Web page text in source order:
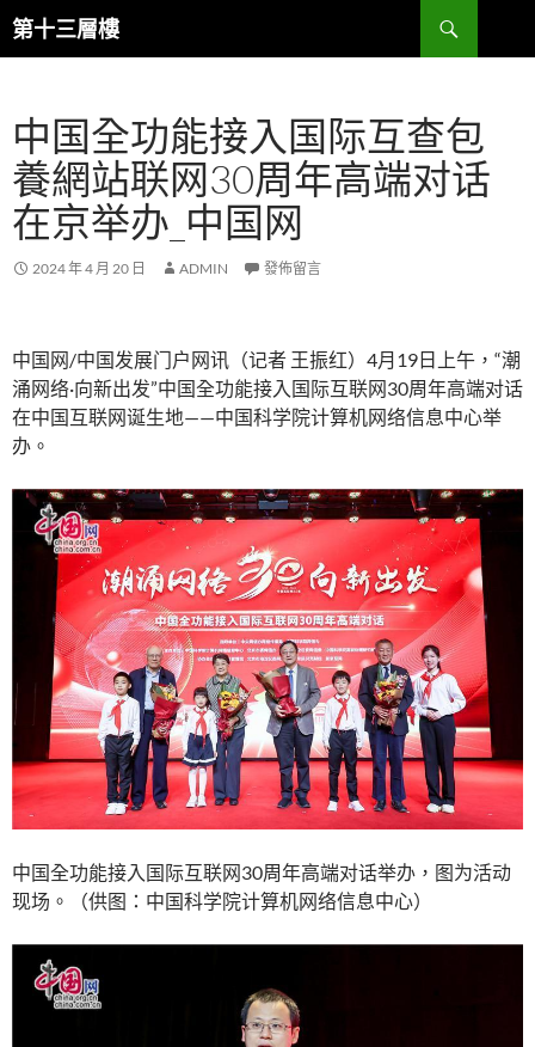
跳
至
內
第十三層樓
搜
尋
中国全功能接入国际互查包
養網站联网30周年高端对话
在京举办_中国网
2024 年 4 月 20 日 ADMIN 發佈留言
中国网/中国发展门户网讯（记者 王振红）4月19日上午，“潮
涌网络·向新出发”中国全功能接入国际互联网30周年高端对话
在中国互联网诞生地——中国科学院计算机网络信息中心举
办。
中国全功能接入国际互联网30周年高端对话举办，图为活动
现场。（供图：中国科学院计算机网络信息中心）